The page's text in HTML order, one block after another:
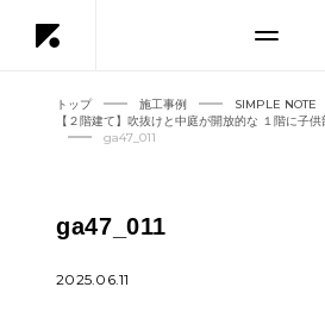
トップ 施工事例
SIMPLE NOTE
【２階建て】吹抜けと中庭が開放的な １階に子
ga47_011
ga47_011
2025.06.11